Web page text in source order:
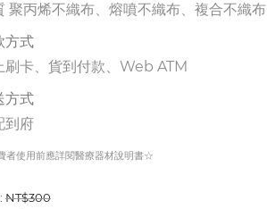
聚丙烯不織布、熔噴不織布、複合不織布
方式
刷卡、貨到付款、Web ATM
方式
到府
者使用前應詳閱醫療器材說明書☆
NT$300